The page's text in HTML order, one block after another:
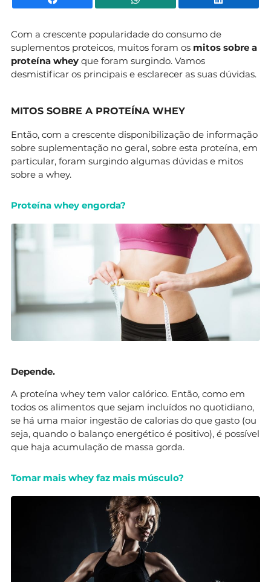
Com a crescente popularidade do consumo de
suplementos proteicos, muitos foram os mitos sobre a
proteína whey que foram surgindo. Vamos
desmistificar os principais e esclarecer as suas dúvidas.
MITOS SOBRE A PROTEÍNA WHEY
Então, com a crescente disponibilização de informação
sobre suplementação no geral, sobre esta proteína, em
particular, foram surgindo algumas dúvidas e mitos
sobre a whey.
Proteína whey engorda?
Depende.
A proteína whey tem valor calórico. Então, como em
todos os alimentos que sejam incluídos no quotidiano,
se há uma maior ingestão de calorias do que gasto (ou
seja, quando o balanço energético é positivo), é possível
que haja acumulação de massa gorda.
Tomar mais whey faz mais músculo?